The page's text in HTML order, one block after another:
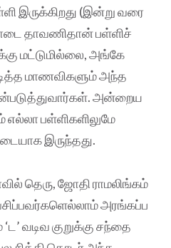
இருக்கிறது (இன்று வரை
தாவணிதான் பள்ளிச்
மட்டுமில்லை, அங்கே
மாணவிகளும் அந்த
அன்றைய
எல்லா பள்ளிகளிலுமே
இருந்தது.
தெரு, ஜோதி ராமலிங்கம்
அரங்கப்ப
வடிவ குறுக்கு சந்தை